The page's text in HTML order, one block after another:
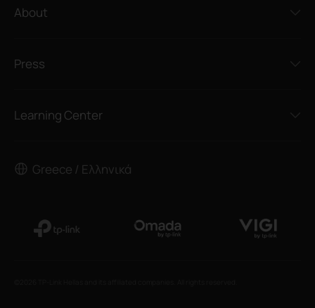
About
Press
Learning Center
Greece / Ελληνικά